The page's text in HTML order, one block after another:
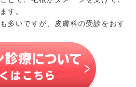
す。
多いですが、皮膚科の受診をおす